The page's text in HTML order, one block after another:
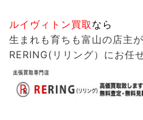
ルイヴィトン買取 なら
生まれも育ちも富山の店主
RERING(リリング） にお任